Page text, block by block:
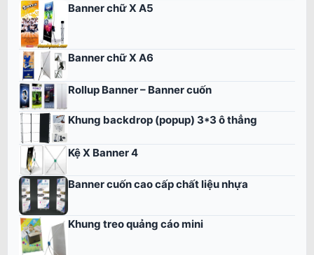
Banner chữ X A5
Banner chữ X A6
Rollup Banner – Banner cuốn
Khung backdrop (popup) 3*3 ô thẳng
Kệ X Banner 4
Banner cuốn cao cấp chất liệu nhựa
Khung treo quảng cáo mini